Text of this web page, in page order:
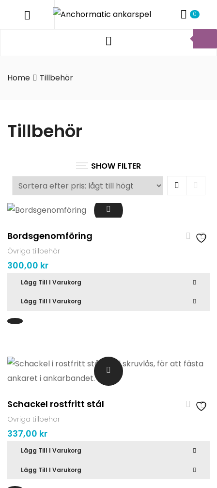
Anchormatic
0
Home Tillbehör
Tillbehör
SHOW FILTER
Bordsgenomföring
Övriga tillbehör
300,00 kr
Lägg Till I Varukorg
Lägg Till I Varukorg
Schackel rostfritt stål
Övriga tillbehör
337,00 kr
Lägg Till I Varukorg
Lägg Till I Varukorg